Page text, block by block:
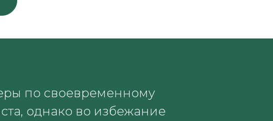
по своевременному
однако во избежание